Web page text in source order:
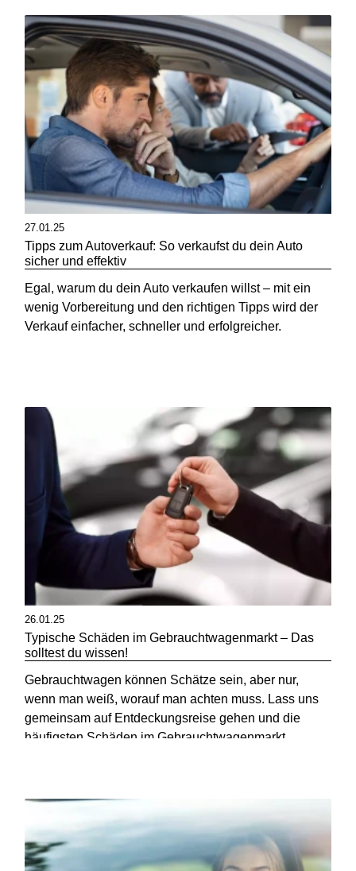
27.01.25
Tipps zum Autoverkauf: So verkaufst du dein Auto
sicher und effektiv
Egal, warum du dein Auto verkaufen willst – mit ein
wenig Vorbereitung und den richtigen Tipps wird der
Verkauf einfacher, schneller und erfolgreicher.
26.01.25
Typische Schäden im Gebrauchtwagenmarkt – Das
solltest du wissen!
Gebrauchtwagen können Schätze sein, aber nur,
wenn man weiß, worauf man achten muss. Lass uns
gemeinsam auf Entdeckungsreise gehen und die
häufigsten Schäden im Gebrauchtwagenmarkt